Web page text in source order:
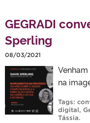
GEGRADI
Sperling
08/03/2021
na
Tags:
digital,
Tássia.